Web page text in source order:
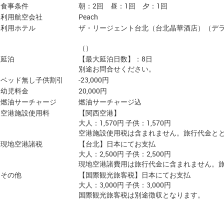
食事条件
朝：2回 昼：1回 夕：1回
利用航空会社
Peach
利用ホテル
ザ・リージェント台北（台北晶華酒店）（デ
（）
延泊
【最大延泊日数】：8日
別途お問合せください。
ベッド無し子供割引
-23,000円
幼児料金
20,000円
燃油サーチャージ
燃油サーチャージ込
空港施設使用料
【関西空港】
大人：1,570円 子供：1,570円
空港施設使用税は含まれません。旅行代金と
現地空港諸税
【台北】日本にてお支払
大人：2,500円 子供：2,500円
現地空港諸費用は旅行代金に含まれません。
その他
【国際観光旅客税】日本にてお支払
大人：3,000円 子供：3,000円
国際観光旅客税は別途徴収となります。